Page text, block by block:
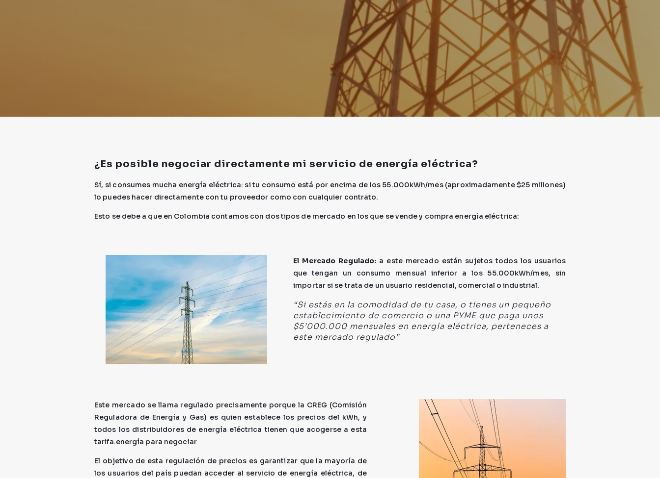
¿Es posible negociar directamente mi servicio de energía eléctrica?
Sí, si consumes mucha energía eléctrica: si tu consumo está por encima de los 55.000kWh/mes (aproximadamente $25 millones)
lo puedes hacer directamente con tu proveedor como con cualquier contrato.
Esto se debe a que en Colombia contamos con dos tipos de mercado en los que se vende y compra energía eléctrica:
El Mercado Regulado: a este mercado están sujetos todos los usuarios
que tengan un consumo mensual inferior a los 55.000kWh/mes, sin
importar si se trata de un usuario residencial, comercial o industrial.
“Si estás en la comodidad de tu casa, o tienes un pequeño
establecimiento de comercio o una PYME que paga unos
$5’000.000 mensuales en energía eléctrica, perteneces a
este mercado regulado”
Este mercado se llama regulado precisamente porque la CREG (Comisión
Reguladora de Energía y Gas) es quien establece los precios del kWh, y
todos los distribuidores de energía eléctrica tienen que acogerse a esta
tarifa.energía para negociar
El objetivo de esta regulación de precios es garantizar que la mayoría de
los usuarios del país puedan acceder al servicio de energía eléctrica, de